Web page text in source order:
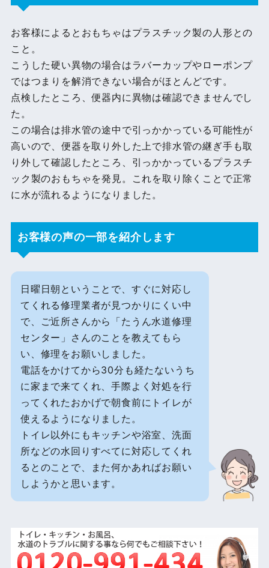
お客様によるとおもちゃはプラスチック製の人形との
こと。
こうした硬い異物の場合はラバーカップやローポンプ
ではつまりを解消できない場合がほとんどです。
点検したところ、便器内に異物は確認できませんでし
た。
この場合は排水管の途中で引っかかっている可能性が
高いので、便器を取り外した上で排水管の継ぎ手も取
り外して確認したところ、引っかかっているプラスチ
ック製のおもちゃを発見。これを取り除くことで正常
に水が流れるようになりました。
お客様の声の一部を紹介します
日曜日朝ということで、すぐに対応し
てくれる修理業者が見つかりにくい中
で、ご近所さんから「たうん水道修理
センター」さんのことを教えてもら
い、修理をお願いしました。
電話をかけてから30分も経たないうち
に家まで来てくれ、手際よく対処を行
ってくれたおかげで朝食前にトイレが
使えるようになりました。
トイレ以外にもキッチンや浴室、洗面
所などの水回りすべてに対応してくれ
るとのことで、また何かあればお願い
しようかと思います。